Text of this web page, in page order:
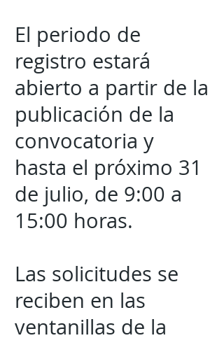
El periodo de
registro estará
abierto a partir de la
publicación de la
convocatoria y
hasta el próximo 31
de julio, de 9:00 a
15:00 horas.
Las solicitudes se
reciben en las
ventanillas de la